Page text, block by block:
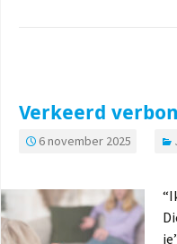
Verkeerd
6 november 2025